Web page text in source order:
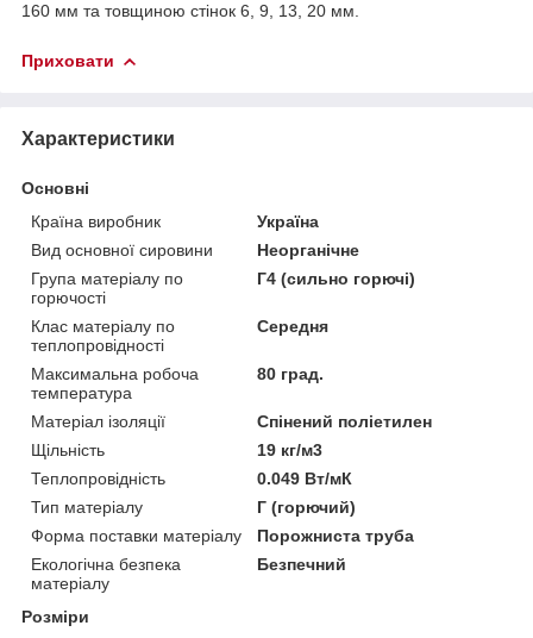
160 мм та товщиною стінок 6, 9, 13, 20 мм.
Приховати
Характеристики
Основні
Країна виробник
Україна
Вид основної сировини
Неорганічне
Група матеріалу по
горючості
Г4 (сильно горючі)
Клас матеріалу по
теплопровідності
Середня
Максимальна робоча
температура
80 град.
Матеріал ізоляції
Спінений поліетилен
Щільність
19 кг/м3
Теплопровідність
0.049 Вт/мК
Тип матеріалу
Г (горючий)
Форма поставки матеріалу
Порожниста труба
Екологічна безпека
матеріалу
Безпечний
Розміри